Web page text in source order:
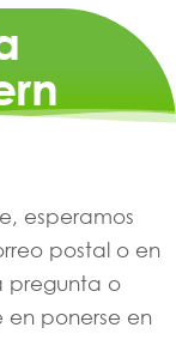
esperamos
postal o en
pregunta o
en ponerse en